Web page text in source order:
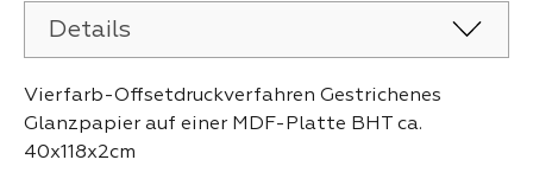
Details
Vierfarb-Offsetdruckverfahren Gestrichenes
Glanzpapier auf einer MDF-Platte BHT ca.
40x118x2cm